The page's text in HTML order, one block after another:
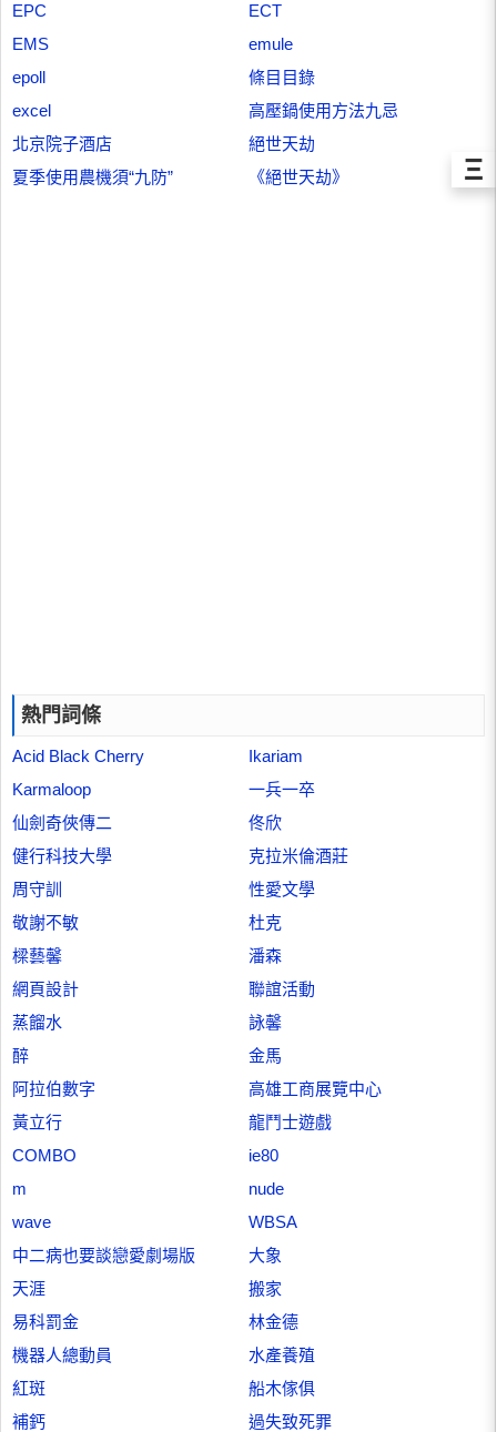
EPC
ECT
EMS
emule
epoll
條目目錄
excel
高壓鍋使用方法九忌
北京院子酒店
絕世天劫
夏季使用農機須“九防”
《絕世天劫》
熱門詞條
Acid Black Cherry
Ikariam
Karmaloop
一兵一卒
仙劍奇俠傳二
佟欣
健行科技大學
克拉米倫酒莊
周守訓
性愛文學
敬謝不敏
杜克
樑藝馨
潘森
網頁設計
聯誼活動
蒸餾水
詠馨
醉
金馬
阿拉伯數字
高雄工商展覽中心
黃立行
龍鬥士遊戲
COMBO
ie80
m
nude
wave
WBSA
中二病也要談戀愛劇場版
大象
天涯
搬家
易科罰金
林金德
機器人總動員
水產養殖
紅斑
船木傢俱
補鈣
過失致死罪
Ξ